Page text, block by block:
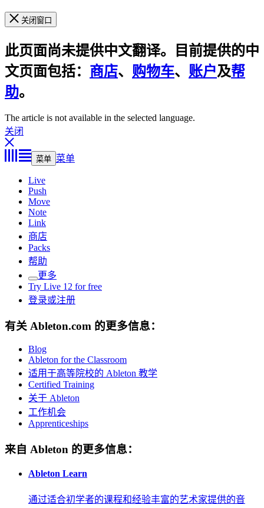
关闭窗口
此页面尚未提供中文翻译。目前提供的中
文页面包括： 商店、 购物车、 账户及帮
助。
The article is not available in the selected language.
关闭
菜单 菜单
Live
Push
Move
Note
Link
商店
Packs
帮助
更多
Try Live 12 for free
登录或注册
有关 Ableton.com 的更多信息：
Blog
Ableton for the Classroom
适用于高等院校的 Ableton 教学
Certified Training
关于 Ableton
工作机会
Apprenticeships
来自 Ableton 的更多信息：
Ableton Learn
通过适合初学者的课程和经验丰富的艺术家提供的音